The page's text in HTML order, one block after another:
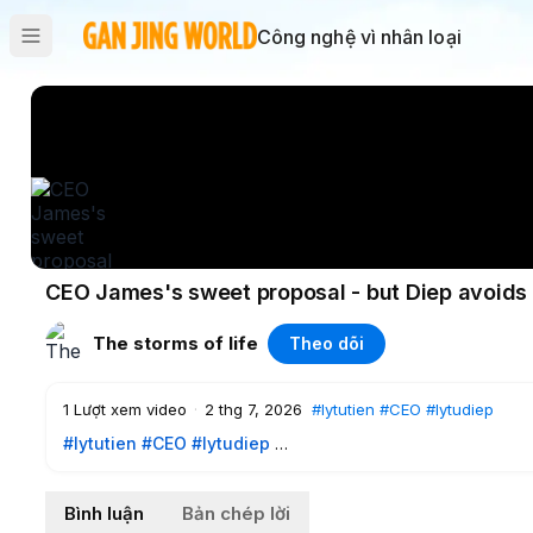
Công nghệ vì nhân loại
CEO James's sweet proposal - but Diep
The storms of life Theo dõi
1 Lượt xem video · 2 thg 7, 2026 #lytutien #CEO #lytudiep
#lytutien #CEO #lytudiep
Bình luận Bản chép lời